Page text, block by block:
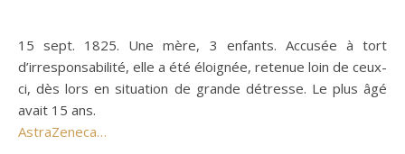
15 sept. 1825. Une mère, 3 enfants. Accusée à tort
d’irresponsabilité, elle a été éloignée, retenue loin de ceux-
ci, dès lors en situation de grande détresse. Le plus âgé
avait 15 ans.
AstraZeneca…